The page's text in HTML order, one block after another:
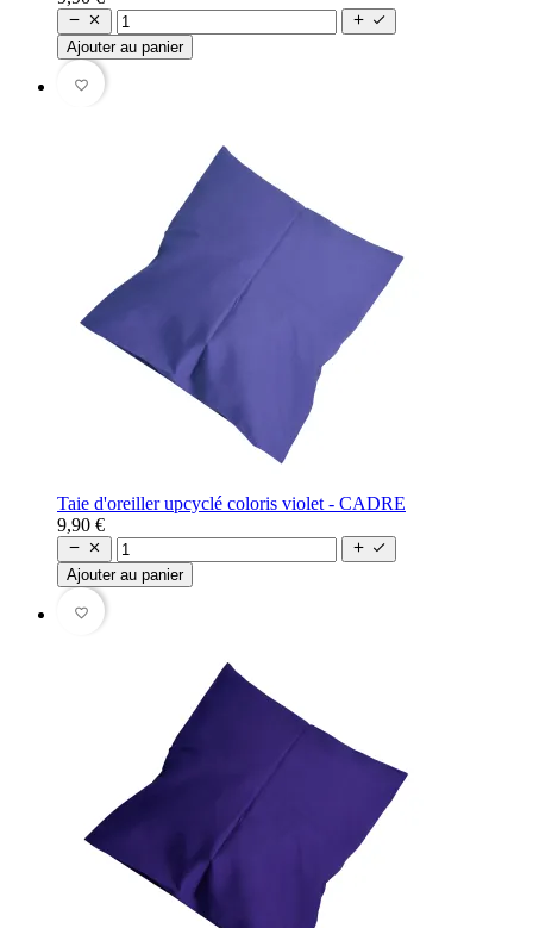
   
Ajouter au panier
favorite_border
Taie d'oreiller upcyclé coloris violet - CADRE
9,90 €
   
Ajouter au panier
favorite_border